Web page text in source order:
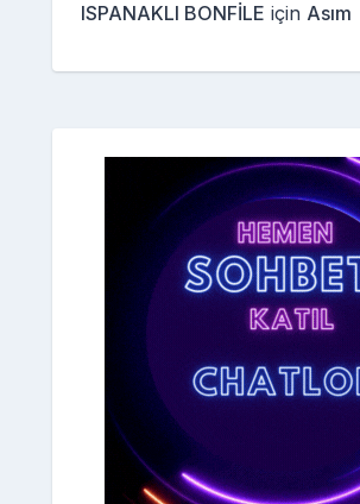
ISPANAKLI BONFİLE için Asım